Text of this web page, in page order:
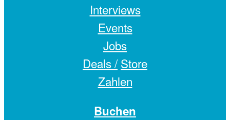
Interviews
Events
Jobs
Deals / Store
Zahlen
Buchen